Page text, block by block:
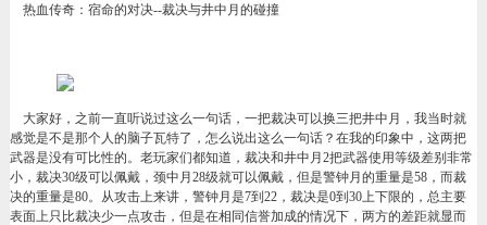
热血传奇：宿命的对决--裁决与井中月的碰撞
大家好，之前一直听说过这么一句话，一把裁决可以换三把井中月，我当时就
感觉是不是那个人的脑子瓦特了，怎么说出这么一句话？在我的印象中，这两把
武器是没有可比性的。老玩家们都知道，裁决和井中月2把武器使用等级差别非常
小，裁决30级可以佩戴，颈中月28级就可以佩戴，但是警钟月的重量是58，而裁
决的重量是80。从攻击上来讲，警钟月是7到22，裁决是0到30上下限的，总主要
表面上只比裁决少一点攻击，但是在相同信誉加成的情况下，两方的差距就显而